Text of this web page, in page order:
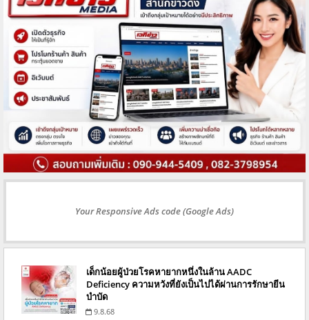
Your Responsive Ads code (Google Ads)
เด็กน้อยผู้ป่วยโรคหายากหนึ่งในล้าน AADC
Deficiency ความหวังที่ยังเป็นไปได้ผ่านการรักษายีน
บำบัด
9.8.68